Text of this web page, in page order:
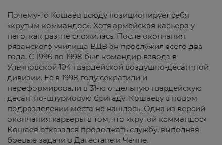
Почему-то Кошаев всюду позиционирует себя
«крутым коммандос». Хотя армейская карьера у
него, как раз, не сложилась. После окончания
рязанского училища ВДВ он прослужил всего два
года. С 1996 по 1998 был командир взвода в
Ульяновской 104 гвардейской воздушно-десантной
дивизии. Ее в 1998 году сократили и
переформировали в 31-ю отдельную гвардейскую
десантно-штурмовую бригаду. Кошаеву в новом
подразделении места не нашлось. Одна из версий
окончания карьеры в том, что «крутой коммандос»
Кошаев отказался продолжать службу, выполняя
боевые задачи в Дагестане и Чечне.